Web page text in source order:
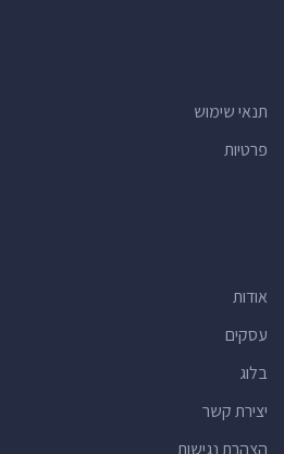
תנאי שימוש
פרטיות
אודות
עסקים
בלוג
יצירת קשר